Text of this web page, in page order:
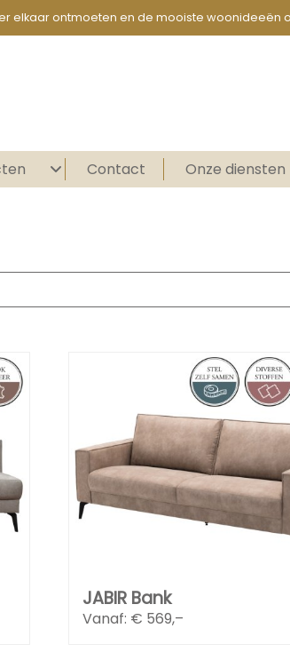
elkaar ontmoeten en de mooiste woonideeën
Contact Onze diensten
JABIR Bank
Vanaf: € 569,–